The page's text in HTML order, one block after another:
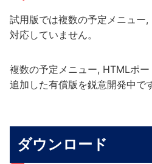
試用版では複数の予定メニュー
対応していません。
複数の予定メニュー, HTMLポ
追加した有償版を鋭意開発中で
ダウンロード